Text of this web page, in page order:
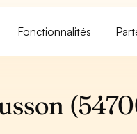
Fonctionnalités